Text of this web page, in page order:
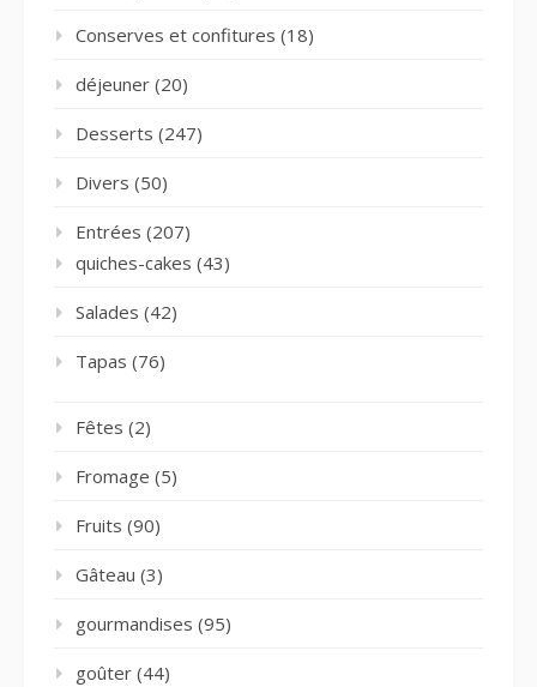
Conserves et confitures (18)
déjeuner (20)
Desserts (247)
Divers (50)
Entrées (207)
quiches-cakes (43)
Salades (42)
Tapas (76)
Fêtes (2)
Fromage (5)
Fruits (90)
Gâteau (3)
gourmandises (95)
goûter (44)